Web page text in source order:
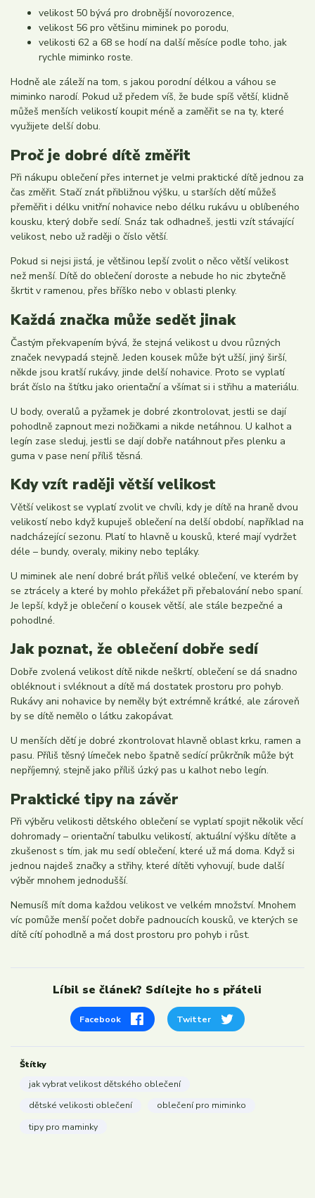
velikost 50 bývá pro drobnější novorozence,
velikost 56 pro většinu miminek po porodu,
velikosti 62 a 68 se hodí na další měsíce podle toho, jak
rychle miminko roste.
Hodně ale záleží na tom, s jakou porodní délkou a váhou se
miminko narodí. Pokud už předem víš, že bude spíš větší, klidně
můžeš menších velikostí koupit méně a zaměřit se na ty, které
využijete delší dobu.
Proč je dobré dítě změřit
Při nákupu oblečení přes internet je velmi praktické dítě jednou za
čas změřit. Stačí znát přibližnou výšku, u starších dětí můžeš
přeměřit i délku vnitřní nohavice nebo délku rukávu u oblíbeného
kousku, který dobře sedí. Snáz tak odhadneš, jestli vzít stávající
velikost, nebo už raději o číslo větší.
Pokud si nejsi jistá, je většinou lepší zvolit o něco větší velikost
než menší. Dítě do oblečení doroste a nebude ho nic zbytečně
škrtit v ramenou, přes bříško nebo v oblasti plenky.
Každá značka může sedět jinak
Častým překvapením bývá, že stejná velikost u dvou různých
značek nevypadá stejně. Jeden kousek může být užší, jiný širší,
někde jsou kratší rukávy, jinde delší nohavice. Proto se vyplatí
brát číslo na štítku jako orientační a všímat si i střihu a materiálu.
U body, overalů a pyžamek je dobré zkontrolovat, jestli se dají
pohodlně zapnout mezi nožičkami a nikde netáhnou. U kalhot a
legín zase sleduj, jestli se dají dobře natáhnout přes plenku a
guma v pase není příliš těsná.
Kdy vzít raději větší velikost
Větší velikost se vyplatí zvolit ve chvíli, kdy je dítě na hraně dvou
velikostí nebo když kupuješ oblečení na delší období, například na
nadcházející sezonu. Platí to hlavně u kousků, které mají vydržet
déle – bundy, overaly, mikiny nebo tepláky.
U miminek ale není dobré brát příliš velké oblečení, ve kterém by
se ztrácely a které by mohlo překážet při přebalování nebo spaní.
Je lepší, když je oblečení o kousek větší, ale stále bezpečné a
pohodlné.
Jak poznat, že oblečení dobře sedí
Dobře zvolená velikost dítě nikde neškrtí, oblečení se dá snadno
obléknout i svléknout a dítě má dostatek prostoru pro pohyb.
Rukávy ani nohavice by neměly být extrémně krátké, ale zároveň
by se dítě nemělo o látku zakopávat.
U menších dětí je dobré zkontrolovat hlavně oblast krku, ramen a
pasu. Příliš těsný límeček nebo špatně sedící průkrčník může být
nepříjemný, stejně jako příliš úzký pas u kalhot nebo legín.
Praktické tipy na závěr
Při výběru velikosti dětského oblečení se vyplatí spojit několik věcí
dohromady – orientační tabulku velikostí, aktuální výšku dítěte a
zkušenost s tím, jak mu sedí oblečení, které už má doma. Když si
jednou najdeš značky a střihy, které dítěti vyhovují, bude další
výběr mnohem jednodušší.
Nemusíš mít doma každou velikost ve velkém množství. Mnohem
víc pomůže menší počet dobře padnoucích kousků, ve kterých se
dítě cítí pohodlně a má dost prostoru pro pohyb i růst.
Líbil se článek? Sdílejte ho s přáteli
Facebook Twitter
Štítky
jak vybrat velikost dětského oblečení
dětské velikosti oblečení
oblečení pro miminko
tipy pro maminky